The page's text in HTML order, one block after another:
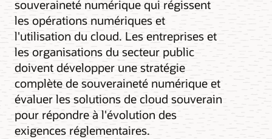
souveraineté numérique qui régissent
les opérations numériques et
l'utilisation du cloud. Les entreprises et
les organisations du secteur public
doivent développer une stratégie
complète de souveraineté numérique et
évaluer les solutions de cloud souverain
pour répondre à l'évolution des
exigences réglementaires.